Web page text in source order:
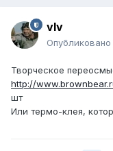
vIv
Опубликовано
Творческое
http://
шт
Или термо-клея,